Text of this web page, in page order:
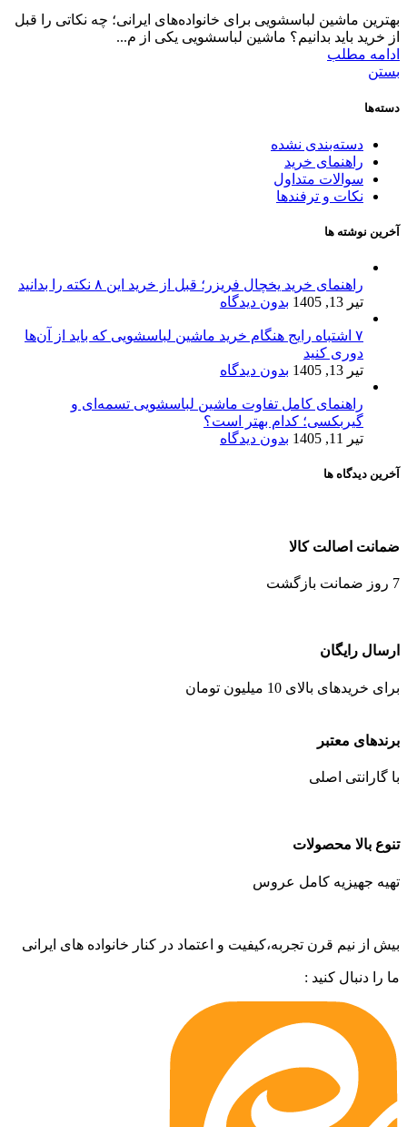
بهترین ماشین لباسشویی برای خانواده‌های ایرانی؛ چه نکاتی را قبل
از خرید باید بدانیم؟ ماشین لباسشویی یکی از م...
ادامه مطلب
بستن
دسته‌ها
دسته‌بندی نشده
راهنمای خرید
سوالات متداول
نکات و ترفندها
آخرین نوشته ها
راهنمای خرید یخچال فریزر؛ قبل از خرید این ۸ نکته را بدانید
تیر 13, 1405
بدون دیدگاه
۷ اشتباه رایج هنگام خرید ماشین لباسشویی که باید از آن‌ها
دوری کنید
تیر 13, 1405
بدون دیدگاه
راهنمای کامل تفاوت ماشین لباسشویی تسمه‌ای و
گیربکسی؛ کدام بهتر است؟
تیر 11, 1405
بدون دیدگاه
آخرین دیدگاه ها
ضمانت اصالت کالا
7 روز ضمانت بازگشت
ارسال رایگان
برای خریدهای بالای 10 میلیون تومان
برندهای معتبر
با گارانتی اصلی
تنوع بالا محصولات
تهیه جهیزیه کامل عروس
بیش از نیم قرن تجربه،کیفیت و اعتماد در کنار خانواده های ایرانی
ما را دنبال کنید :